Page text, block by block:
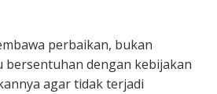
perbaikan, bukan
bersentuhan dengan kebijakan
agar tidak terjadi